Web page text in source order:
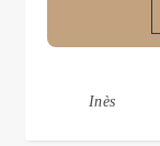
Inès